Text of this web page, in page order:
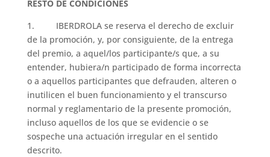
RESTO DE CONDICIONES
1. IBERDROLA se reserva el derecho de excluir
de la promoción, y, por consiguiente, de la entrega
del premio, a aquel/los participante/s que, a su
entender, hubiera/n participado de forma incorrecta
o a aquellos participantes que defrauden, alteren o
inutilicen el buen funcionamiento y el transcurso
normal y reglamentario de la presente promoción,
incluso aquellos de los que se evidencie o se
sospeche una actuación irregular en el sentido
descrito.